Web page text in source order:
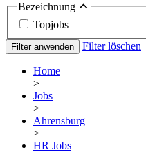
Bezeichnung
Topjobs
Filter anwenden Filter löschen
Home
>
Jobs
>
Ahrensburg
>
HR Jobs